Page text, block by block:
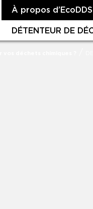
À propos d’EcoDDS
DÉTENTEUR DE